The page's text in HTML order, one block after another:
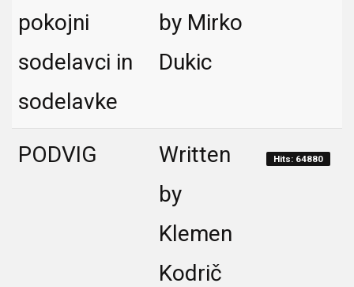
pokojni
sodelavci in
sodelavke
by Mirko
Dukic
PODVIG
Written
by
Klemen
Kodrič
Hits: 64880